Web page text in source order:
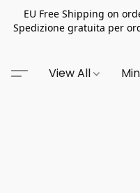
EU Free Shipping on
Spedizione gratuita per
View All